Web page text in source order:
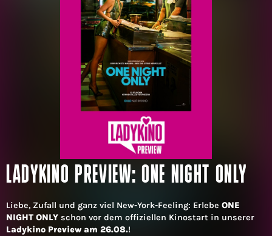
LADYKINO PREVIEW: ONE NIGHT ONLY
Liebe, Zufall und ganz viel New-York-Feeling: Erlebe ONE
NIGHT ONLY schon vor dem offiziellen Kinostart in unserer
Ladykino Preview am 26.08.!